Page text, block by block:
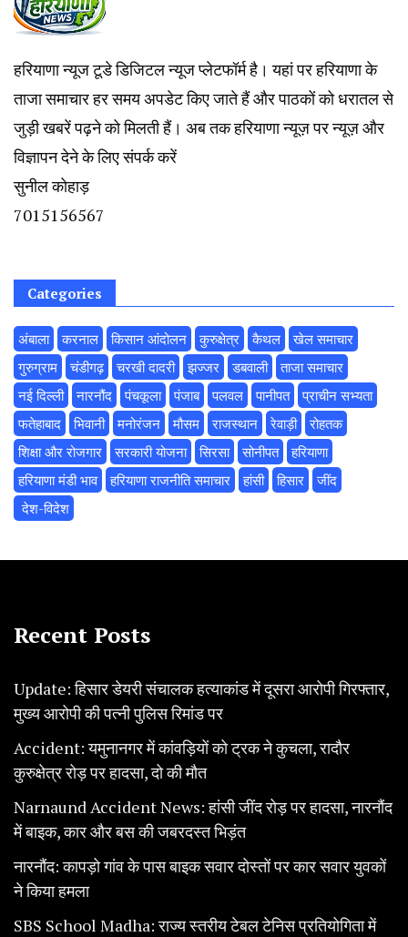
हरियाणा न्यूज टूडे डिजिटल न्यूज प्लेटफॉर्म है। यहां पर हरियाणा के
ताजा समाचार हर समय अपडेट किए जाते हैं और पाठकों को धरातल से
जुड़ी खबरें पढ़ने को मिलती हैं। अब तक हरियाणा न्यूज़ पर न्यूज़ और
विज्ञापन देने के लिए संपर्क करें
सुनील कोहाड़
7015156567
Categories
अंबाला करनाल किसान आंदोलन कुरुक्षेत्र कैथल
खेल समाचार
गुरुग्राम
चंडीगढ़ चरखी दादरी झज्जर डबवाली
ताजा समाचार
नई दिल्ली
नारनौंद पंचकूला पंजाब पलवल पानीपत
प्राचीन सभ्यता
फतेहाबाद
भिवानी मनोरंजन मौसम राजस्थान रेवाड़ी
रोहतक
शिक्षा और रोजगार
सरकारी योजना सिरसा सोनीपत
हरियाणा
हरियाणा मंडी भाव
हरियाणा राजनीति समाचार हांसी हिसार
‌जींद
‌ देश-विदेश
Recent Posts
Update: हिसार डेयरी संचालक हत्याकांड में दूसरा आरोपी गिरफ्तार,
मुख्य आरोपी की पत्नी पुलिस रिमांड पर
Accident: यमुनानगर में कांवड़ियों को ट्रक ने कुचला, रादौर
कुरुक्षेत्र रोड़ पर हादसा, दो की मौत
Narnaund Accident News: हांसी जींद रोड़ पर हादसा, नारनौंद
में बाइक, कार और बस की जबरदस्त भिड़ंत
नारनौंद: कापड़ो गांव के पास बाइक सवार दोस्तों पर कार सवार युवकों
ने किया हमला
SBS School Madha: राज्य स्तरीय टेबल टेनिस प्रतियोगिता में